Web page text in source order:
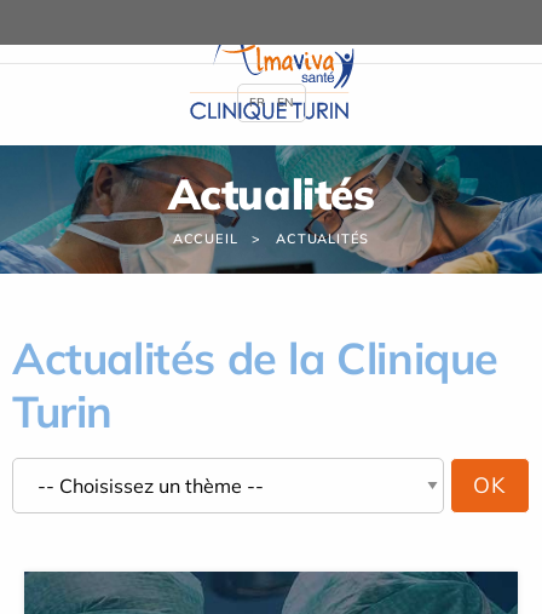
Actualités
ACCUEIL ACTUALITÉS
Actualités de la Clinique
Turin
FR EN